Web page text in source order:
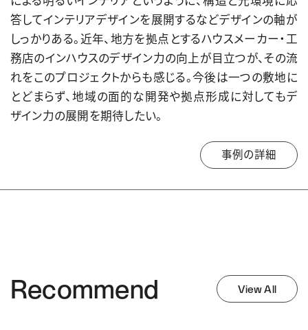
答してインテリアデザインを展開するなどデザインの軸が
しっかりある。近年、地方を拠点とするハウスメーカー・工
務店のインハウスのデザイン力の向上が目立つが、その流
れをこのプロジェクトからも感じる。今後は一つの敷地に
とどまらず、地域の面的な開発や拠点形成に対してもデ
ザイン力の展開を期待したい。
事例の詳細
Recommend View All